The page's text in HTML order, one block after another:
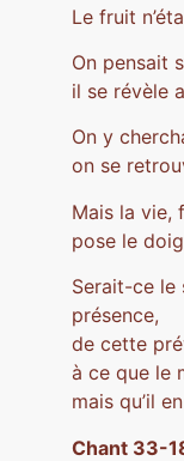
Le fruit
On pensait
il se révèle
On y
on se
Mais la vie,
pose le
Serait-ce le
présence,
de cette
à ce que le
mais qu’il
Chant 33-